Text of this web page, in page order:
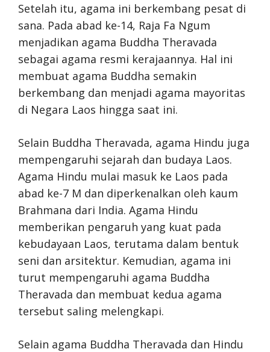
Setelah itu, agama ini berkembang pesat di
sana. Pada abad ke-14, Raja Fa Ngum
menjadikan agama Buddha Theravada
sebagai agama resmi kerajaannya. Hal ini
membuat agama Buddha semakin
berkembang dan menjadi agama mayoritas
di Negara Laos hingga saat ini.
Selain Buddha Theravada, agama Hindu juga
mempengaruhi sejarah dan budaya Laos.
Agama Hindu mulai masuk ke Laos pada
abad ke-7 M dan diperkenalkan oleh kaum
Brahmana dari India. Agama Hindu
memberikan pengaruh yang kuat pada
kebudayaan Laos, terutama dalam bentuk
seni dan arsitektur. Kemudian, agama ini
turut mempengaruhi agama Buddha
Theravada dan membuat kedua agama
tersebut saling melengkapi.
Selain agama Buddha Theravada dan Hindu